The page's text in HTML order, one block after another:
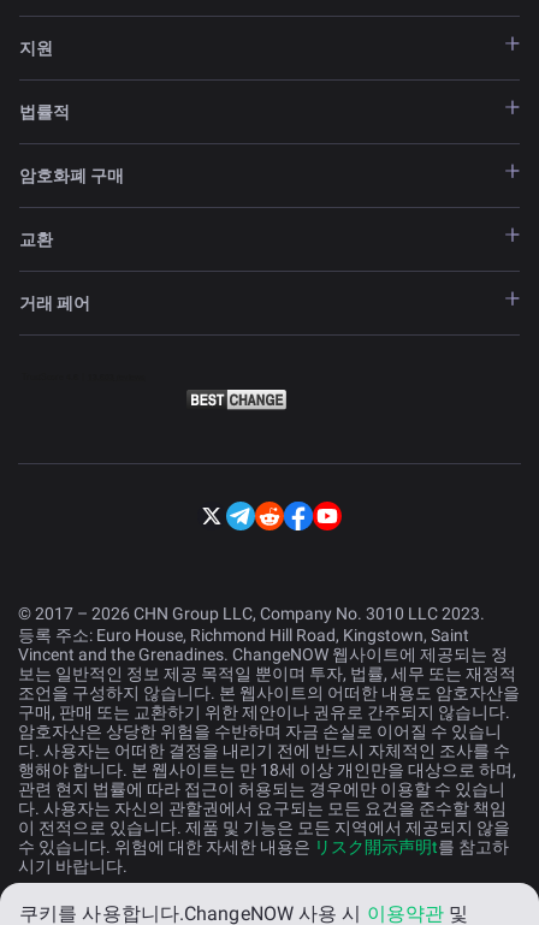
지원
법률적
암호화폐 구매
교환
거래 페어
© 2017 – 2026 CHN Group LLC, Company No. 3010 LLC 2023.
등록 주소: Euro House, Richmond Hill Road, Kingstown, Saint
Vincent and the Grenadines. ChangeNOW 웹사이트에 제공되는 정
보는 일반적인 정보 제공 목적일 뿐이며 투자, 법률, 세무 또는 재정적
조언을 구성하지 않습니다. 본 웹사이트의 어떠한 내용도 암호자산을
구매, 판매 또는 교환하기 위한 제안이나 권유로 간주되지 않습니다.
암호자산은 상당한 위험을 수반하며 자금 손실로 이어질 수 있습니
다. 사용자는 어떠한 결정을 내리기 전에 반드시 자체적인 조사를 수
행해야 합니다. 본 웹사이트는 만 18세 이상 개인만을 대상으로 하며,
관련 현지 법률에 따라 접근이 허용되는 경우에만 이용할 수 있습니
다. 사용자는 자신의 관할권에서 요구되는 모든 요건을 준수할 책임
이 전적으로 있습니다. 제품 및 기능은 모든 지역에서 제공되지 않을
수 있습니다. 위험에 대한 자세한 내용은 リスク開示声明t를 참고하
시기 바랍니다.
쿠키를 사용합니다.ChangeNOW 사용 시 이용약관및